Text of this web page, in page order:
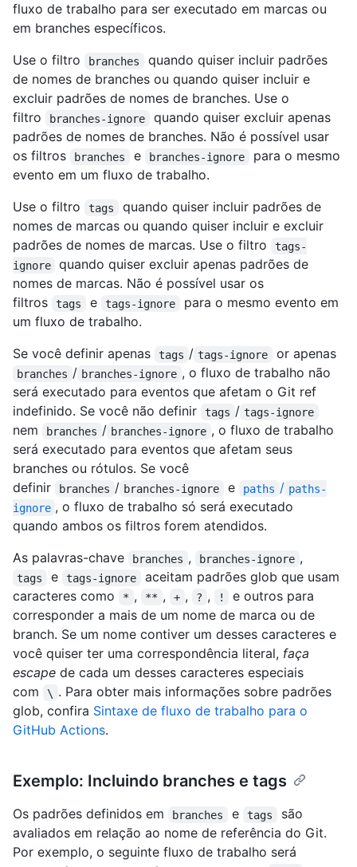
fluxo de trabalho para ser executado em marcas ou
em branches específicos.
Use o filtro
branches
quando quiser incluir padrões
de nomes de branches ou quando quiser incluir e
excluir padrões de nomes de branches. Use o
filtro
branches-ignore
quando quiser excluir apenas
padrões de nomes de branches. Não é possível usar
os filtros
branches e branches-ignore
para o mesmo
evento em um fluxo de trabalho.
Use o filtro
tags
quando quiser incluir padrões de
nomes de marcas ou quando quiser incluir e excluir
padrões de nomes de marcas. Use o filtro
tags-
ignore
quando quiser excluir apenas padrões de
nomes de marcas. Não é possível usar os
filtros
tags e tags-ignore
para o mesmo evento em
um fluxo de trabalho.
Se você definir apenas
tags / tags-ignore or apenas
branches / branches-ignore , o fluxo de trabalho não
será executado para eventos que afetam o Git ref
indefinido. Se você não definir
tags / tags-ignore
nem branches / branches-ignore , o fluxo de trabalho
será executado para eventos que afetam seus
branches ou rótulos. Se você
definir
branches / branches-ignore e paths / paths-
ignore , o fluxo de trabalho só será executado
quando ambos os filtros forem atendidos.
As palavras-chave
branches , branches-ignore ,
tags e tags-ignore
aceitam padrões glob que usam
caracteres como
* , ** , + , ? , !
e outros para
corresponder a mais de um nome de marca ou de
branch. Se um nome contiver um desses caracteres e
você quiser ter uma correspondência literal, faça
escape de cada um desses caracteres especiais
com
\ . Para obter mais informações sobre padrões
glob, confira Sintaxe de fluxo de trabalho para o
GitHub Actions.
Exemplo: Incluindo branches e tags
Os padrões definidos em branches e tags
são
avaliados em relação ao nome de referência do Git.
Por exemplo, o seguinte fluxo de trabalho será